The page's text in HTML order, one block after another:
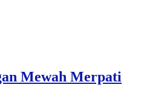
Mewah Merpati